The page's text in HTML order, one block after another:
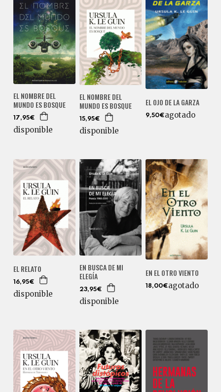
EL NOMBRE DEL
MUNDO ES BOSQUE
17,95€
disponible
EL NOMBRE DEL
MUNDO ES BOSQUE
15,95€
disponible
EL OJO DE LA GARZA
9,50€agotado
EL RELATO
16,95€
disponible
EN BUSCA DE MI
ELEGÍA
23,95€
disponible
EN EL OTRO VIENTO
18,00€agotado